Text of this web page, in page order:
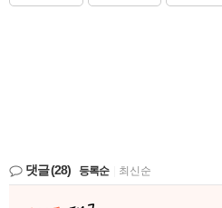
댓글(28) 등록순 최신순